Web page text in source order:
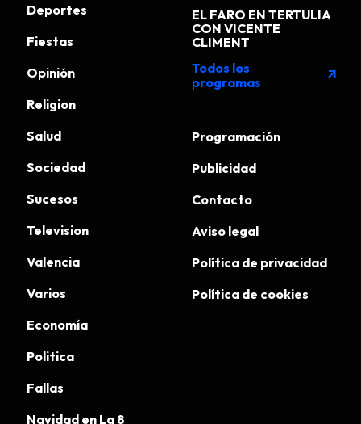
Deportes
Fiestas
Opinión
Religion
Salud
Sociedad
Sucesos
Television
Valencia
Varios
Economía
Politica
Fallas
Navidad en La 8
EL FARO EN TERTULIA
CON VICENTE
CLIMENT
Todos los
programas
arrow_outward
Programación
Publicidad
Contacto
Aviso legal
Política de privacidad
Política de cookies